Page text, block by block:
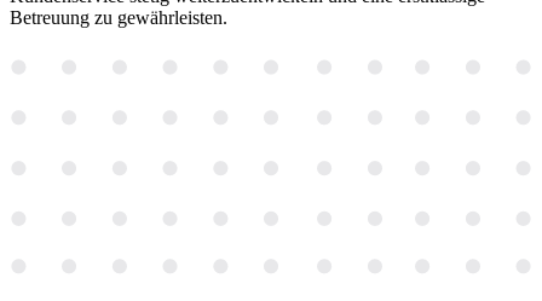
Betreuung zu gewährleisten.